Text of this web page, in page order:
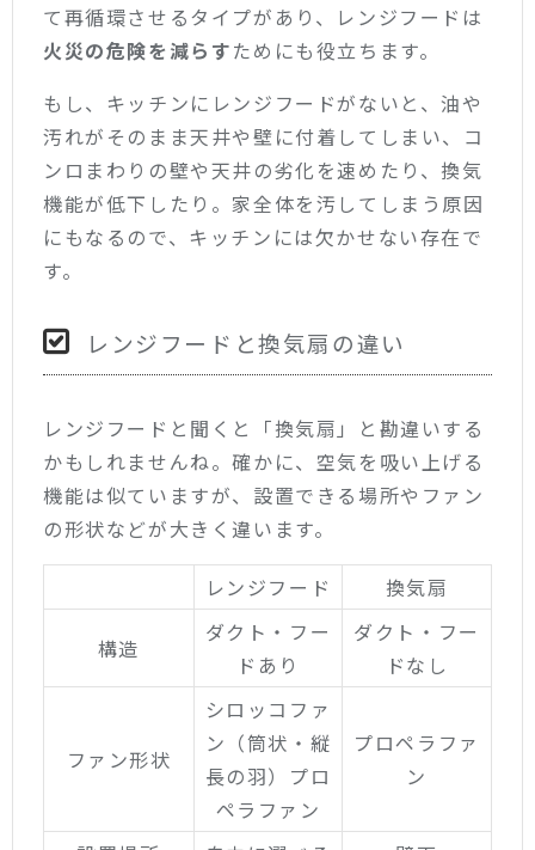
て再循環させるタイプがあり、レンジフードは
火災の危険を減らすためにも役立ちます。
もし、キッチンにレンジフードがないと、油や
汚れがそのまま天井や壁に付着してしまい、コ
ンロまわりの壁や天井の劣化を速めたり、換気
機能が低下したり。家全体を汚してしまう原因
にもなるので、キッチンには欠かせない存在で
す。
レンジフードと換気扇の違い
レンジフードと聞くと「換気扇」と勘違いする
かもしれませんね。確かに、空気を吸い上げる
機能は似ていますが、設置できる場所やファン
の形状などが大きく違います。
レンジフード 換気扇
構造
ダクト・フー
ドあり
ダクト・フー
ドなし
ファン形状
シロッコファ
ン （筒状・縦
長の羽） プロ
ペラファン
プロペラファ
ン